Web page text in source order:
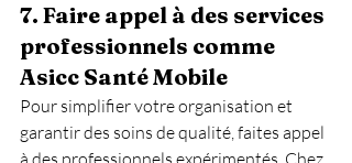
7. Faire appel à des services
professionnels comme
Asicc Santé Mobile
Pour simplifier votre organisation et
garantir des soins de qualité, faites appel